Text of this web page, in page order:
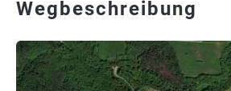
Wegbeschreibung